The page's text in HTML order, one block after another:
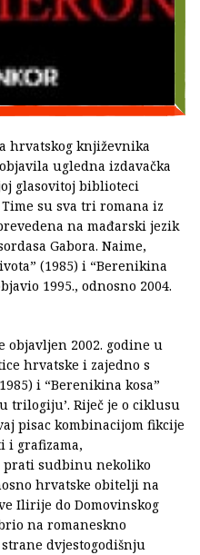
hrvatskog književnika
ugledna izdavačka
glasovitoj biblioteci
su sva tri romana iz
na mađarski jezik
Gabora. Naime,
(1985) i “Berenikina
1995., odnosno 2004.
objavljen 2002. godine u
hrvatske i zajedno s
i “Berenikina kosa”
trilogiju’. Riječ je o ciklusu
pisac kombinacijom fikcije
i grafizama,
prati sudbinu nekoliko
hrvatske obitelji na
Ilirije do Domovinskog
na romaneskno
dvjestogodišnju